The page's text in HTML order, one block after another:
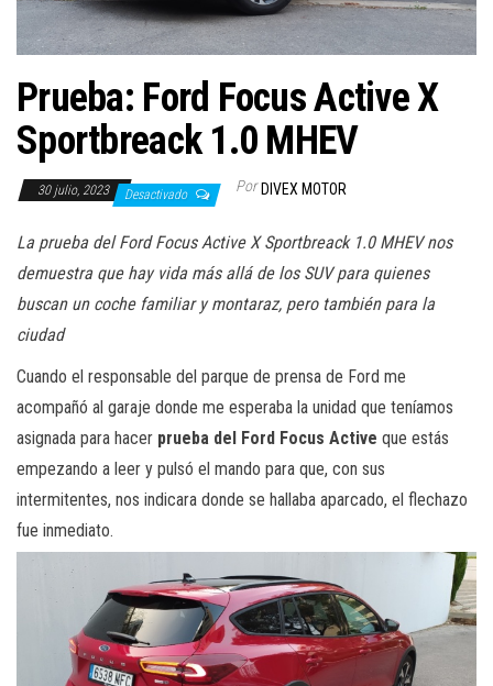
Prueba: Ford Focus Active X
Sportbreack 1.0 MHEV
30 julio, 2023 Desactivado Por DIVEX MOTOR
La prueba del Ford Focus Active X Sportbreack 1.0 MHEV nos
demuestra que hay vida más allá de los SUV para quienes
buscan un coche familiar y montaraz, pero también para la
ciudad
Cuando el responsable del parque de prensa de Ford me
acompañó al garaje donde me esperaba la unidad que teníamos
asignada para hacer prueba del Ford Focus Active que estás
empezando a leer y pulsó el mando para que, con sus
intermitentes, nos indicara donde se hallaba aparcado, el flechazo
fue inmediato.